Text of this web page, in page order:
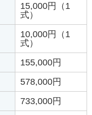
15,000円（1
式）
10,000円（1
式）
155,000円
578,000円
733,000円